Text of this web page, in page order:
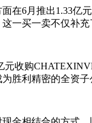
在6月推出1.33亿
一买一卖不仅补
收购
胜利精密的全资子